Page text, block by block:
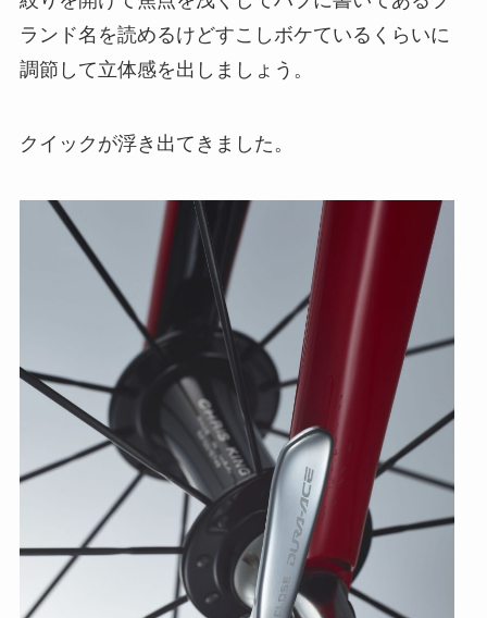
ランド名を読めるけどすこしボケているくらいに
調節して立体感を出しましょう。
クイックが浮き出てきました。